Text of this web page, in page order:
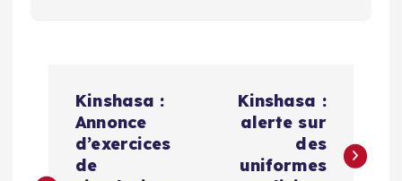
Kinshasa :
Annonce
d’exercices
de
Kinshasa :
alerte sur
des
uniformes